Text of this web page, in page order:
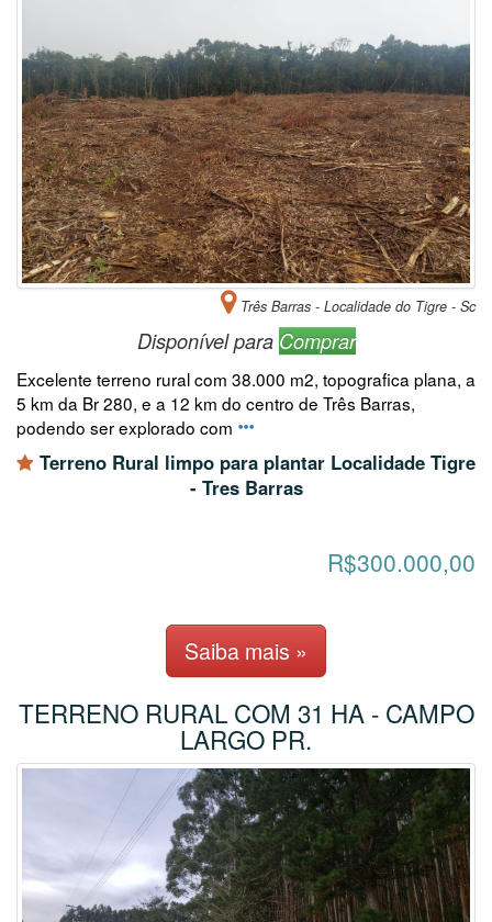
Três Barras - Localidade do Tigre - Sc
Disponível para Comprar
Excelente terreno rural com 38.000 m2, topografica plana, a
5 km da Br 280, e a 12 km do centro de Três Barras,
podendo ser explorado com
Terreno Rural limpo para plantar Localidade Tigre
- Tres Barras
R$300.000,00
Saiba mais »
TERRENO RURAL COM 31 HA - CAMPO
LARGO PR.